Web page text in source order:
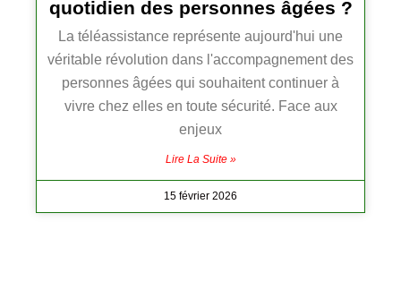
quotidien des personnes âgées ?
La téléassistance représente aujourd'hui une
véritable révolution dans l'accompagnement des
personnes âgées qui souhaitent continuer à
vivre chez elles en toute sécurité. Face aux
enjeux
Lire La Suite »
15 février 2026